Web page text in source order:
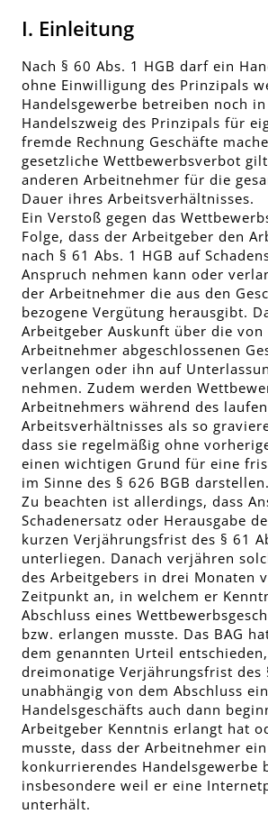
I. Einleitung
Nach § 60 Abs. 1 HGB darf ein
ohne Einwilligung des Prinzipals
Handelsgewerbe betreiben noch
Handelszweig des Prinzipals für
fremde Rechnung Geschäfte
gesetzliche Wettbewerbsverbot
anderen Arbeitnehmer für die
Dauer ihres Arbeitsverhältnisses.
Ein Verstoß gegen das
Folge, dass der Arbeitgeber den
nach § 61 Abs. 1 HGB auf
Anspruch nehmen kann oder
der Arbeitnehmer die aus den
bezogene Vergütung herausgibt.
Arbeitgeber Auskunft über die von
Arbeitnehmer abgeschlossenen
verlangen oder ihn auf
nehmen. Zudem werden
Arbeitnehmers während des
Arbeitsverhältnisses als so
dass sie regelmäßig ohne
einen wichtigen Grund für eine
im Sinne des § 626 BGB darstellen.
Zu beachten ist allerdings, dass
Schadenersatz oder Herausgabe
kurzen Verjährungsfrist des § 61
unterliegen. Danach verjähren
des Arbeitgebers in drei Monaten
Zeitpunkt an, in welchem er
Abschluss eines
bzw. erlangen musste. Das BAG
dem genannten Urteil
dreimonatige Verjährungsfrist des
unabhängig von dem Abschluss
Handelsgeschäfts auch dann
Arbeitgeber Kenntnis erlangt hat
musste, dass der Arbeitnehmer ein
konkurrierendes Handelsgewerbe
insbesondere weil er eine
unterhält.